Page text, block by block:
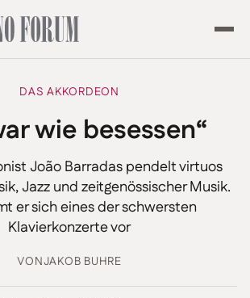
DAS AKKORDEON
wie besessen“
João Barradas pendelt virtuos
Jazz und zeitgenössischer Musik.
er sich eines der schwersten
Klavierkonzerte vor
VONJAKOB BUHRE